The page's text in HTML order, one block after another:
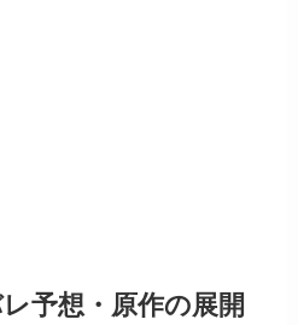
予想・原作の展開